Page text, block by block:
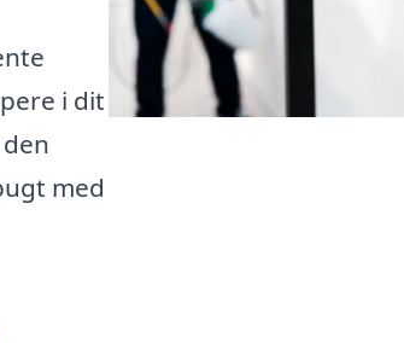
i dit
med